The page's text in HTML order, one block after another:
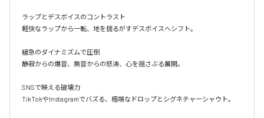
ラップとデスボイスのコントラスト
軽快なラップから一転、地を揺るがすデスボイスへシフト。
緩急のダイナミズムで圧倒
静寂からの爆音、無音からの怒涛、心を揺さぶる展開。
SNSで映える破壊力
TikTokやInstagramでバズる、極端なドロップとシグネチャーシャウト。